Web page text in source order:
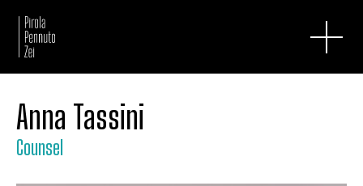
Anna Tassini
Counsel